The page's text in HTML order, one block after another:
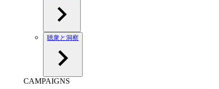
聴衆と洞察
CAMPAIGNS